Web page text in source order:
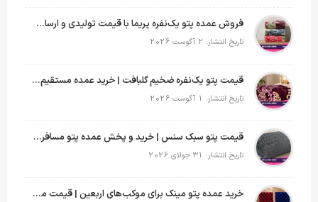
فروش عمده پتو یک‌نفره پریما با قیمت تولیدی و ارسال به سراسر کشور
تاریخ انتشار: 2 آگوست 2026
قیمت پتو یک‌نفره ضخیم گلبافت | خرید عمده مستقیم با بهترین قیمت
تاریخ انتشار: 1 آگوست 2026
قیمت پتو سبک سنس | خرید و پخش عمده پتو مسافرتی Sense
تاریخ انتشار: 31 جولای 2026
خرید عمده پتو مینک برای موکب‌های اربعین | قیمت مناسب و ارسال سریع